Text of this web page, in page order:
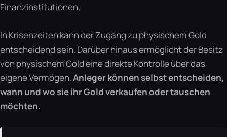
Finanzinstitutionen.
In Krisenzeiten kann der Zugang zu physischem Gold
entscheidend sein. Darüber hinaus ermöglicht der Besitz
von physischem Gold eine direkte Kontrolle über das
eigene Vermögen.Anleger können selbst entscheiden,
wann und wo sie ihr Gold verkaufen oder tauschen
möchten.